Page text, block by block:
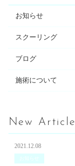
お知らせ
スクーリング
ブログ
施術について
New Article
2021.12.08
お知らせ